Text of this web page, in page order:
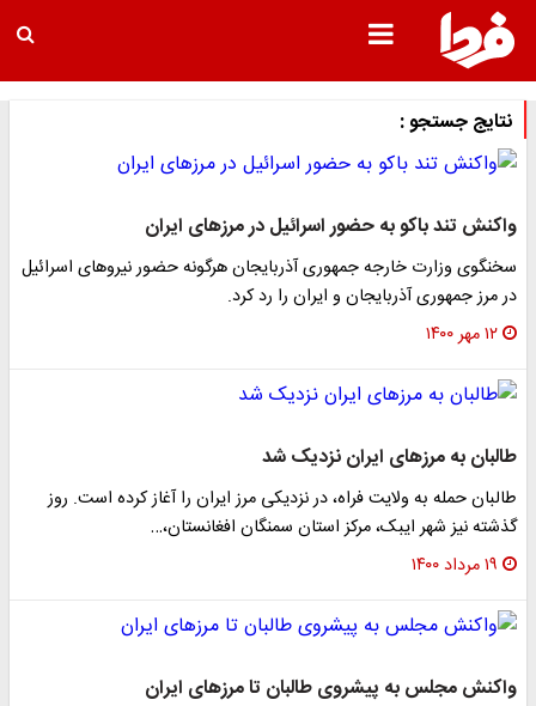
نتایج جستجو :
واکنش تند باکو به حضور اسرائیل در مرز‌های ایران
سخنگوی وزارت خارجه جمهوری آذربایجان هرگونه حضور نیرو‌های اسرائیل
در مرز جمهوری آذربایجان و ایران را رد کرد.
۱۲ مهر ۱۴۰۰
طالبان به مرزهای ایران نزدیک شد
طالبان حمله به ولایت فراه، در نزدیکی مرز ایران را آغاز کرده است. روز
گذشته نیز شهر ایبک، مرکز استان سمنگان افغانستان،…
۱۹ مرداد ۱۴۰۰
واکنش مجلس به پیشروی طالبان تا مرزهای ایران